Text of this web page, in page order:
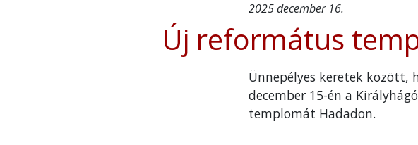
2025 december 16.
Új református
Ünnepélyes keretek között,
december 15-én a
templomát Hadadon.